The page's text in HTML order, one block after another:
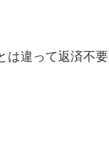
は違って返済不